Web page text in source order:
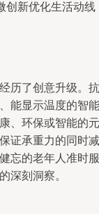
创新优化生活动线
历了创意升级。抗
能显示温度的智能
、环保或智能的元
证承重力的同时减
忘的老年人准时服
深刻洞察。